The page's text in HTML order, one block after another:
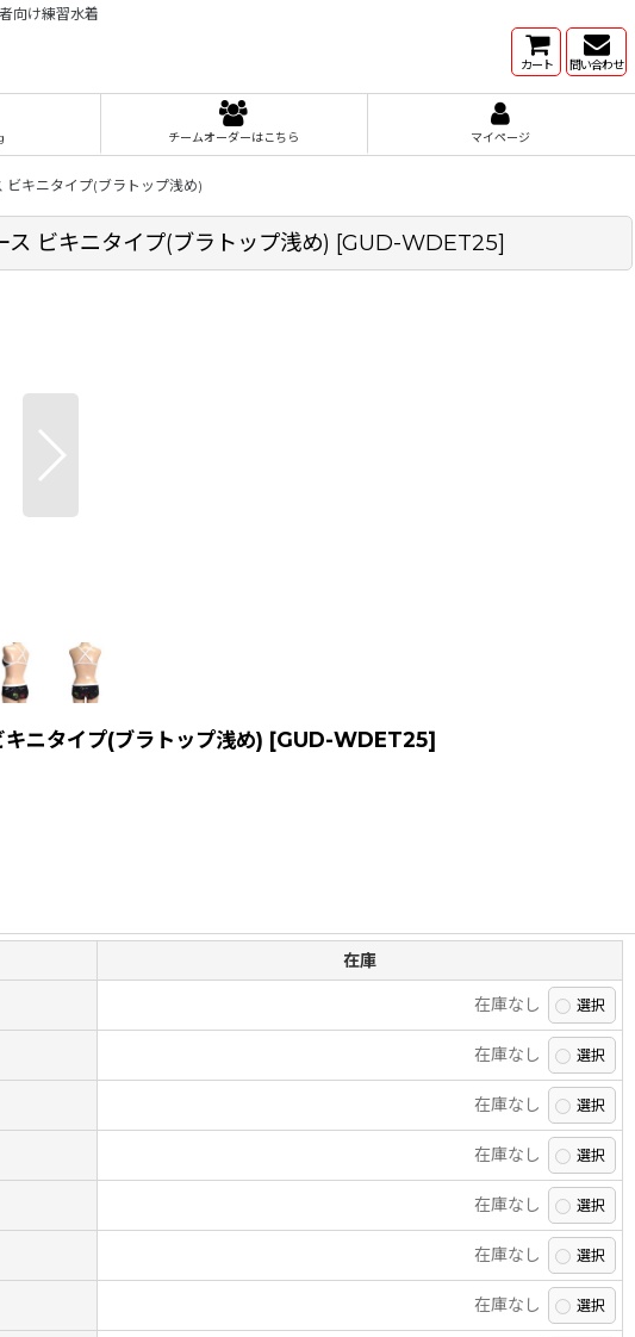
向け練習水着
カート 問い合わせ
チームオーダーはこちら マイページ
キニタイプ(ブラトップ浅め)
ビキニタイプ(ブラトップ浅め) [GUD-WDET25]
ニタイプ(ブラトップ浅め) [GUD-WDET25]
在庫
在庫なし
在庫なし
在庫なし
在庫なし
在庫なし
在庫なし
在庫なし